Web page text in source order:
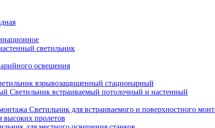
светильник
освещения
взрывозащищенный стационарный
Светильник встраиваемый потолочный и настенный
Светильник для встраиваемого и поверхностного
высоких пролетов